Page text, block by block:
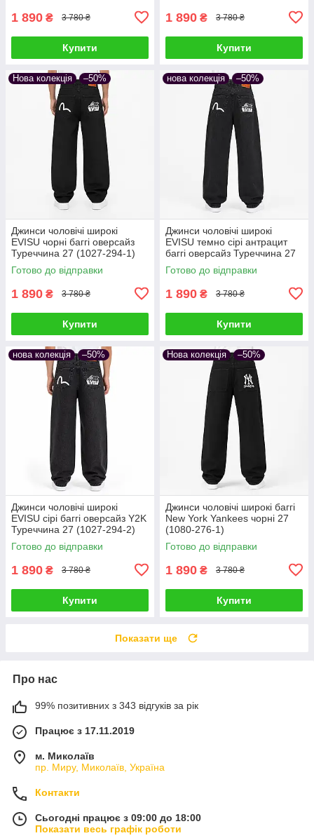
1 890 ₴ 3 780 ₴
Купити
1 890 ₴ 3 780 ₴
Купити
Нова колекція –50%
Джинси чоловічі широкі
EVISU чорні баггі оверсайз
Туреччина 27 (1027-294-1)
Готово до відправки
1 890 ₴ 3 780 ₴
Купити
нова колекція –50%
Джинси чоловічі широкі
EVISU темно сірі антрацит
баггі оверсайз Туреччина 27
(1027-294-3)
Готово до відправки
1 890 ₴ 3 780 ₴
Купити
нова колекція –50%
Джинси чоловічі широкі
EVISU сірі баггі оверсайз Y2K
Туреччина 27 (1027-294-2)
Готово до відправки
1 890 ₴ 3 780 ₴
Купити
Нова колекція –50%
Джинси чоловічі широкі баггі
New York Yankees чорні 27
(1080-276-1)
Готово до відправки
1 890 ₴ 3 780 ₴
Купити
Показати ще
Про нас
99% позитивних з 343 відгуків за рік
Працює з 17.11.2019
м. Миколаїв
пр. Миру, Миколаїв, Україна
Контакти
Сьогодні працює з 09:00 до 18:00
Показати весь графік роботи